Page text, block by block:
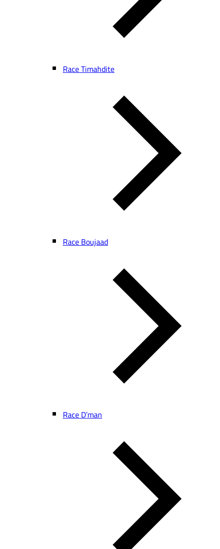
Race Timahdite
Race Boujaad
Race D’man